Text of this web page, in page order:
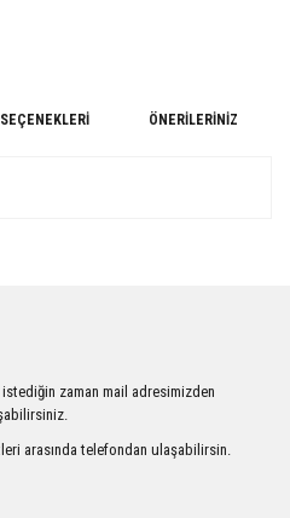
ÖNERILERINIZ
bulunuyor.
istediğin zaman mail adresimizden
arasında telefondan ulaşabilirsin.